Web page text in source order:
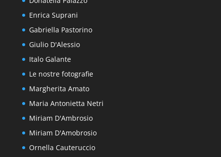
Enrica Suprani
Gabriella Pastorino
Giulio D'Alessio
Italo Galante
Le nostre fotografie
Margherita Amato
Maria Antonietta Netri
Miriam D'Ambrosio
Miriam D'Amobrosio
Ornella Cauteruccio